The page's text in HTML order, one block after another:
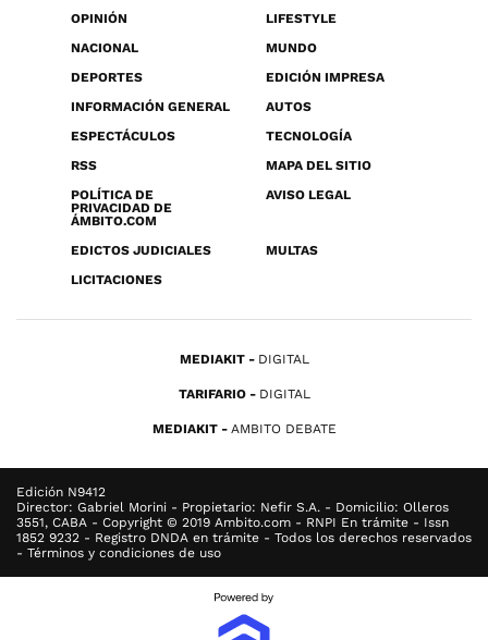
OPINIÓN
LIFESTYLE
NACIONAL
MUNDO
DEPORTES
EDICIÓN IMPRESA
INFORMACIÓN GENERAL
AUTOS
ESPECTÁCULOS
TECNOLOGÍA
RSS
MAPA DEL SITIO
POLÍTICA DE
PRIVACIDAD DE
ÁMBITO.COM
AVISO LEGAL
EDICTOS JUDICIALES
MULTAS
LICITACIONES
MEDIAKIT DIGITAL
TARIFARIO DIGITAL
MEDIAKIT AMBITO DEBATE
Edición N9412
Director: Gabriel Morini - Propietario: Nefir S.A. - Domicilio: Olleros
3551, CABA - Copyright © 2019 Ambito.com - RNPI En trámite - Issn
1852 9232 - Registro DNDA en trámite - Todos los derechos reservados
- Términos y condiciones de uso